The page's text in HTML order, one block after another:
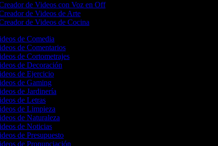
de Videos con Voz en Off
de Videos de Arte
de Videos de Cocina
de Comedia
de Comentarios
de Cortometrajes
de Decoración
de Ejercicio
de Gaming
de Jardinería
de Letras
de Limpieza
de Naturaleza
de Noticias
de Presupuesto
de Pronunciación